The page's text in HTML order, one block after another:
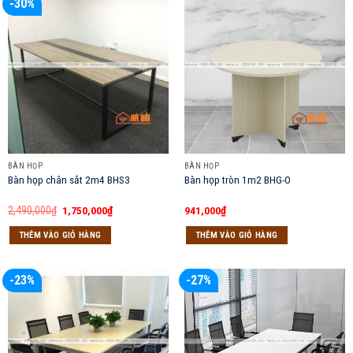
-30%
BÀN HỌP
Bàn họp chân sắt 2m4 BHS3
2,490,000₫ Giá
gốc
là:
2,490,000₫.
1,750,000₫Giá
hiện
THÊM VÀO GIỎ HÀNG
BÀN HỌP
Bàn họp tròn 1m2 BHG-O
941,000₫
THÊM VÀO GIỎ HÀNG
-23% -27%